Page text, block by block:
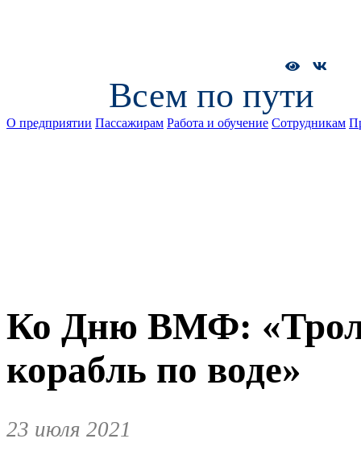
Всем по пути
О предприятии Пассажирам Работа и обучение Сотрудникам
Ко Дню ВМФ:
корабль по воде»
23 июля 2021